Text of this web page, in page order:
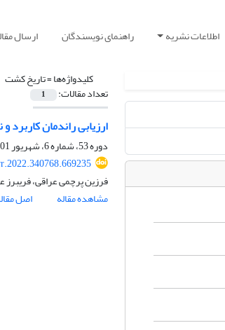
اطلاعات نشریه راهنمای نویسندگان ارسال
کلیدواژه‌ها =تاریخ کشت
تعداد مقالات: 1
ارزیابی راندمان
دوره 53، شماره 6، شهریور 1401، صفحه
فرزین پرچمی عراقی، فریبرز
مشاهده مقاله
اصل